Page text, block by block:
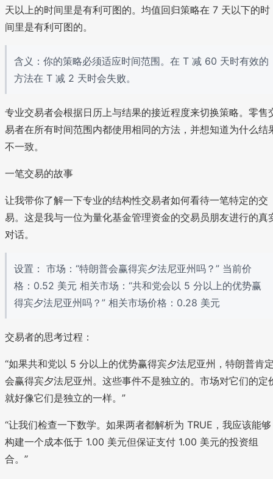
天以上的时间里是有利可图的。均值回归策略在 7 天以下的时
间里是有利可图的。
含义：你的策略必须适应时间范围。在 T 减 60 天时有效的
方法在 T 减 2 天时会失败。
专业交易者会根据日历上与结果的接近程度来切换策略。零售
易者在所有时间范围内都使用相同的方法，并想知道为什么结
不一致。
一笔交易的故事
让我带你了解一下专业的结构性交易者如何看待一笔特定的交
易。这是我与一位为量化基金管理资金的交易员朋友进行的真
对话。
设置： 市场：“特朗普会赢得宾夕法尼亚州吗？” 当前价
格：0.52 美元 相关市场：“共和党会以 5 分以上的优势赢
得宾夕法尼亚州吗？” 相关市场价格：0.28 美元
交易者的思考过程：
“如果共和党以 5 分以上的优势赢得宾夕法尼亚州，特朗普肯
会赢得宾夕法尼亚州。这些事件不是独立的。市场对它们的定
就好像它们是独立的一样。”
“让我们检查一下数学。如果两者都解析为 TRUE，我应该能够
构建一个成本低于 1.00 美元但保证支付 1.00 美元的投资组
合。”